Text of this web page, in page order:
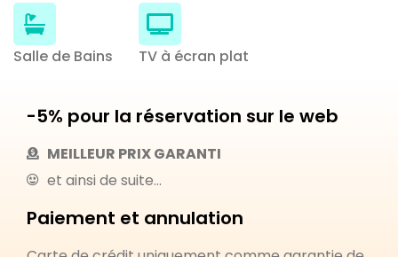
Salle de Bains TV à écran plat
-5% pour la réservation sur le web
MEILLEUR PRIX GARANTI
et ainsi de suite...
Paiement et annulation